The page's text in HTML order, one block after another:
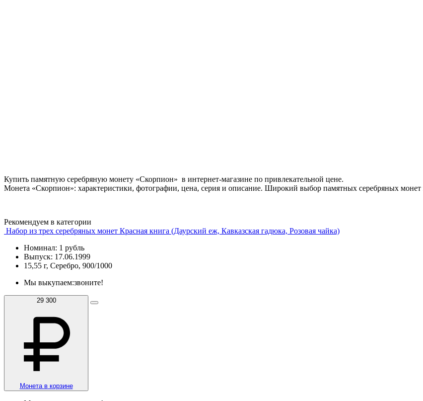
Купить памятную серебряную монету «Скорпион» в интернет-магазине по привлекательной цене.
Монета «Скорпион»: характеристики, фотографии, цена, серия и описание. Широкий выбор памятных серебряных
Рекомендуем в категории
Набор из трех серебряных монет Красная книга (Даурский еж, Кавказская гадюка, Розовая чайка)
Номинал: 1 рубль
Выпуск: 17.06.1999
15,55 г, Серебро, 900/1000
Мы выкупаем:звоните!
29 300
Монета в корзине